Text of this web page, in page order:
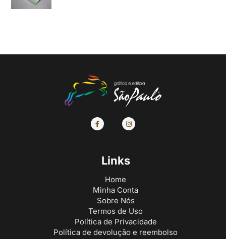
Links
Home
Minha Conta
Sobre Nós
Termos de Uso
Política de Privacidade
Política de devolução e reembolso